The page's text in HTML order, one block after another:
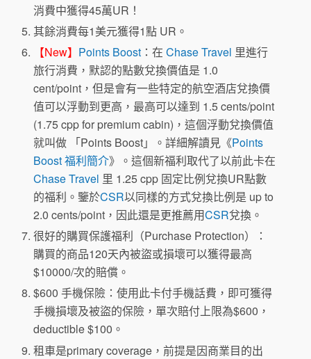
消費中獲得45萬UR！
其餘消費每1美元獲得1點 UR。
【New】 Points Boost ：在Chase Travel 里進行
旅行消費，默認的點數兌換價值是 1.0
cent/point，但是會有一些特定的航空酒店兌換價
值可以浮動到更高，最高可以達到 1.5 cents/point
(1.75 cpp for premium cabin)，這個浮動兌換價值
就叫做 「Points Boost」。詳細解讀見《Points
Boost 福利簡介》。這個新福利取代了以前此卡在
Chase Travel 里 1.25 cpp 固定比例兌換UR點數
的福利。鑒於CSR以同樣的方式兌換比例是 up to
2.0 cents/point，因此還是更推薦用CSR兌換。
很好的購買保護福利（Purchase Protection）：
購買的商品120天內被盜或損壞可以獲得最高
$10000/次的賠償。
$600 手機保險：使用此卡付手機話費，即可獲得
手機損壞及被盜的保險，單次賠付上限為$600，
deductible $100。
租車是primary coverage，前提是因商業目的出